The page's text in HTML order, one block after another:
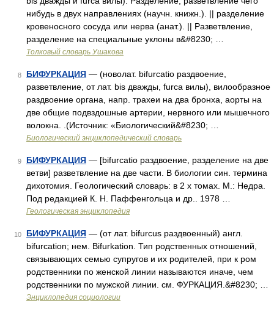
нибудь в двух направлениях (научн. книжн.). || разделение
кровеносного сосуда или нерва (анат.). || Разветвление,
разделение на специальные уклоны в&#8230; …
Толковый словарь Ушакова
8 БИФУРКАЦИЯ — (новолат. bifurcatio раздвоение,
разветвление, от лат. bis дважды, furca вилы), вилообразное
раздвоение органа, напр. трахеи на два бронха, аорты на
две общие подвздошные артерии, нервного или мышечного
волокна. .(Источник: «Биологический&#8230; …
Биологический энциклопедический словарь
9 БИФУРКАЦИЯ — [bifurcatio раздвоение, разделение на две
ветви] разветвление на две части. В биологии син. термина
дихотомия. Геологический словарь: в 2 х томах. М.: Недра.
Под редакцией К. Н. Паффенгольца и др.. 1978 …
Геологическая энциклопедия
10 БИФУРКАЦИЯ — (от лат. bifurcus раздвоенный) англ.
bifurcation; нем. Bifurkation. Тип родственных отношений,
связывающих семью супругов и их родителей, при к ром
родственники по женской линии называются иначе, чем
родственники по мужской линии. см. ФУРКАЦИЯ.&#8230; …
Энциклопедия социологии